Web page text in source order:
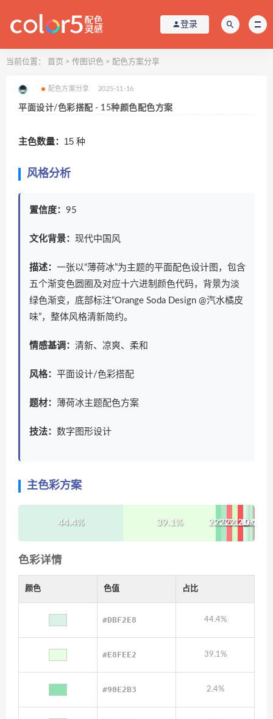
登录
当前位置： 首页 > 传图识色 > 配色方案分享
配色方案分享 2025-11-16
平面设计/色彩搭配 - 15种颜色配色方案
主色数量： 15 种
风格分析
置信度： 95
文化背景： 现代中国风
描述： 一张以“薄荷冰”为主题的平面配色设计图，包含
五个渐变色圆圈及对应十六进制颜色代码，背景为淡
绿色渐变，底部标注“Orange Soda Design @汽水橘皮
味”，整体风格清新简约。
情感基调： 清新、凉爽、柔和
风格： 平面设计/色彩搭配
题材： 薄荷冰主题配色方案
技法： 数字图形设计
主色彩方案
44.4% 39.1% 2.4%
2.3%
2.3%
2.3%
2.2%
1.3%
1%
1%
0.6%
0.5%
0.4%
0.1%
0.1%
色彩详情
颜色 色值 占比
#DBF2E8 44.4%
#E8FEE2 39.1%
#90E2B3 2.4%